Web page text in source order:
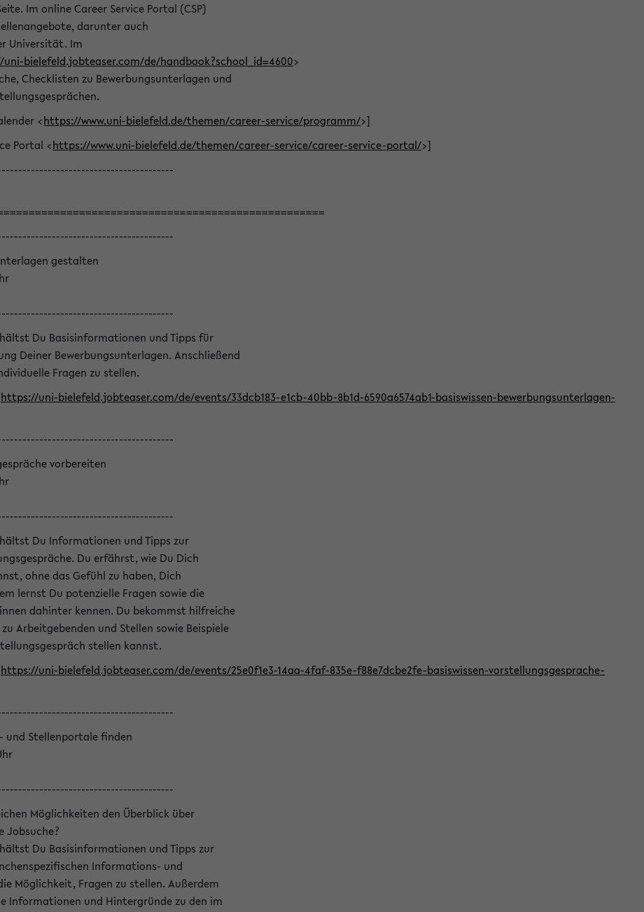
Im online Career Service Portal (CSP)
darunter auch
Universität. Im
bielefeld.jobteaser.com/de/handbook?school_id=4600>
Checklisten zu Bewerbungsunterlagen und
<https://www.uni-bielefeld.de/themen/career-service/programm/>]
Portal <https://www.uni-bielefeld.de/themen/career-service/career-service-portal/>]
gestalten
Du Basisinformationen und Tipps für
Deiner Bewerbungsunterlagen. Anschließend
Fragen zu stellen.
https://uni-bielefeld.jobteaser.com/de/events/33dcb183-e1cb-40bb-8b1d-6590a6574ab1-basiswissen-bewerbungsunterlagen-
vorbereiten
Du Informationen und Tipps zur
Du erfährst, wie Du Dich
ohne das Gefühl zu haben, Dich
lernst Du potenzielle Fragen sowie die
dahinter kennen. Du bekommst hilfreiche
Arbeitgebenden und Stellen sowie Beispiele
stellen kannst.
https://uni-bielefeld.jobteaser.com/de/events/25e0f1e3-14aa-4faf-835e-f88e7dcbe2fe-basiswissen-vorstellungsgesprache-
und Stellenportale finden
Möglichkeiten den Überblick über
Jobsuche?
Du Basisinformationen und Tipps zur
Informations- und
Möglichkeit, Fragen zu stellen. Außerdem
Informationen und Hintergründe zu den im